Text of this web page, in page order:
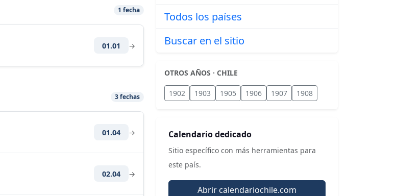
1 fecha
01.01 →
3 fechas
01.04 →
02.04 →
Todos los países
Buscar en el sitio
OTROS AÑOS · CHILE
1902 1903 1905 1906 1907 1908
Calendario dedicado
Sitio específico con más herramientas para
este país.
Abrir calendariochile.com